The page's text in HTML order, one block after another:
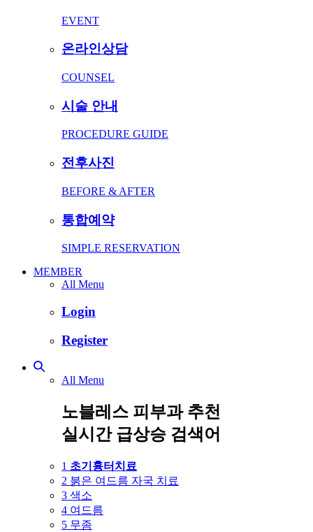
EVENT
온라인상담
COUNSEL
시술 안내
PROCEDURE GUIDE
전후사진
BEFORE & AFTER
통합예약
SIMPLE RESERVATION
MEMBER
All Menu
Login
Register
All Menu
노블레스 피부과 추천
실시간 급상승 검색어
1 초기흉터치료
2 붉은 여드름 자국 치료
3 색소
4 여드름
5 무좀